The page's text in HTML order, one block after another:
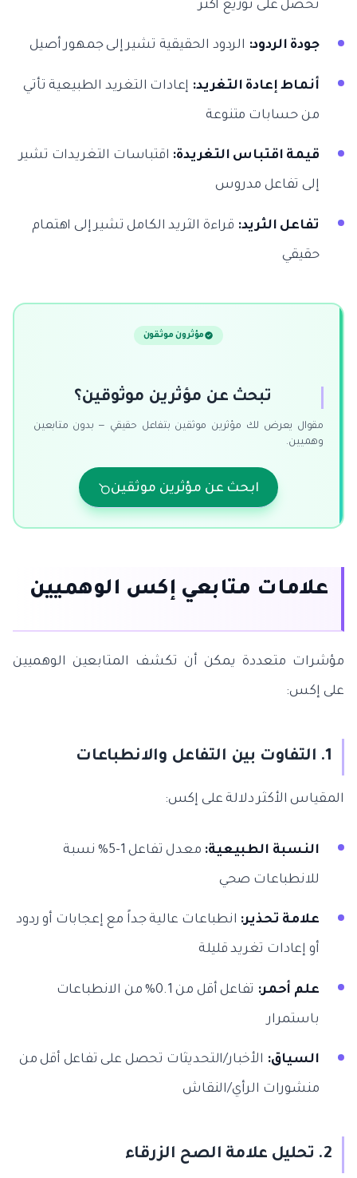
تحصل على توزيع أكثر
جودة الردود:الردود الحقيقية تشير إلى جمهور أصيل
أنماط إعادة التغريد:إعادات التغريد الطبيعية تأتي
من حسابات متنوعة
قيمة اقتباس التغريدة:اقتباسات التغريدات تشير
إلى تفاعل مدروس
تفاعل الثريد:قراءة الثريد الكامل تشير إلى اهتمام
حقيقي
مؤثرون موثقون
تبحث عن مؤثرين موثوقين؟
مقوال يعرض لك مؤثرين موثقين بتفاعل حقيقي — بدون متابعين
وهميين.
ابحث عن مؤثرين موثقين
علامات متابعي إكس الوهميين
مؤشرات متعددة يمكن أن تكشف المتابعين الوهميين
على إكس:
المقياس الأكثر دلالة على إكس:
النسبة الطبيعية: معدل تفاعل 1-5% نسبة
للانطباعات صحي
علامة تحذير:انطباعات عالية جداً مع إعجابات أو ردود
أو إعادات تغريد قليلة
علم أحمر: تفاعل أقل من 0.1% من الانطباعات
باستمرار
السياق:الأخبار/التحديثات تحصل على تفاعل أقل من
منشورات الرأي/النقاش
2. تحليل علامة الصح الزرقاء